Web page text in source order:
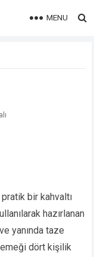
MENU
bir kahvaltı
hazırlanan
yanında taze
dört kişilik